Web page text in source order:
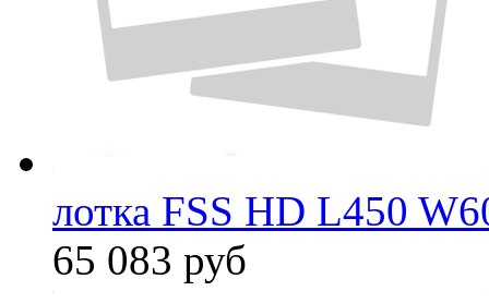
лотка FSS HD L450
65 083 руб